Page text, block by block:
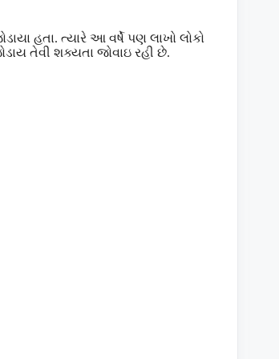
હતા. ત્યારે આ વર્ષે પણ લાખો લોકો
તેવી શક્યતા જોવાઇ રહી છે.